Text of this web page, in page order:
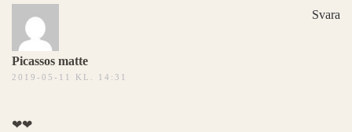
Picassos matte
2019-05-11 KL. 14:31
Svara
❤❤